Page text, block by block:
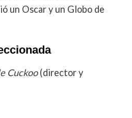
un Oscar y un Globo de
Cuckoo(director y